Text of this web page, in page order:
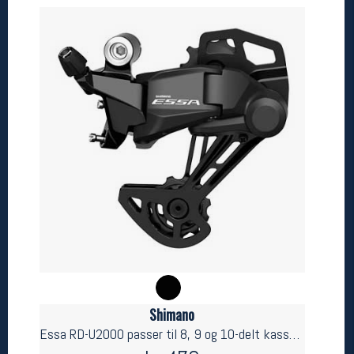
Shimano
Essa RD-U2000 passer til 8, 9 og 10-delt kassett
Betingelser
Salgsbetingelser
Personsvernerklæring
Informasjonskapsler
Bærekraft
Org. nr: 976754360
Ledige stillinger
Ledige stillinger